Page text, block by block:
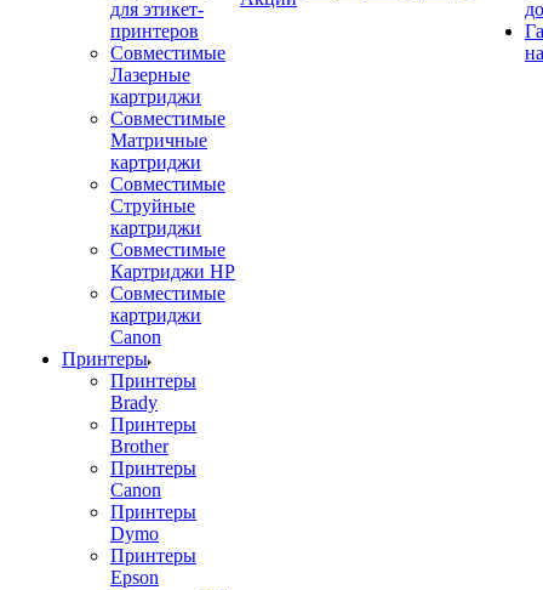
для этикет-
принтеров
Совместимые
Лазерные
картриджи
Совместимые
Матричные
картриджи
Совместимые
Струйные
картриджи
Совместимые
Картриджи HP
Совместимые
картриджи
Canon
Принтеры
Принтеры
Brady
Принтеры
Brother
Принтеры
Canon
Принтеры
Dymo
Принтеры
Epson